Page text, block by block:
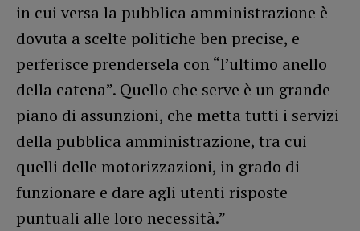
in cui versa la pubblica amministrazione è
dovuta a scelte politiche ben precise, e
perferisce prendersela con “l’ultimo anello
della catena”. Quello che serve è un grande
piano di assunzioni, che metta tutti i servizi
della pubblica amministrazione, tra cui
quelli delle motorizzazioni, in grado di
funzionare e dare agli utenti risposte
puntuali alle loro necessità.”